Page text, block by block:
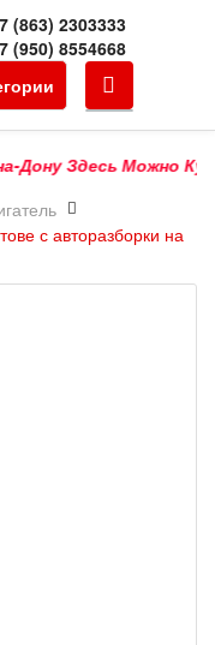
(863) 2303333
(950) 8554668
Здесь Можно
с авторазборки на